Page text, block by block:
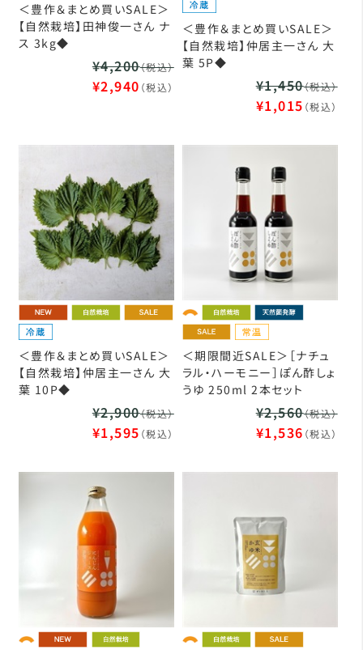
＜豊作＆まとめ買いSALE＞
【自然栽培】田神俊一さん ナ
ス 3kg◆
¥4,200（税込）
¥2,940 （税込）
＜豊作＆まとめ買いSALE＞
【自然栽培】仲居主一さん 大
葉 5P◆
¥1,450（税込）
¥1,015 （税込）
＜豊作＆まとめ買いSALE＞
【自然栽培】仲居主一さん 大
葉 10P◆
¥2,900（税込）
¥1,595 （税込）
＜期限間近SALE＞［ナチュ
ラル・ハーモニー］ぽん酢しょ
うゆ 250ml 2本セット
¥2,560（税込）
¥1,536 （税込）